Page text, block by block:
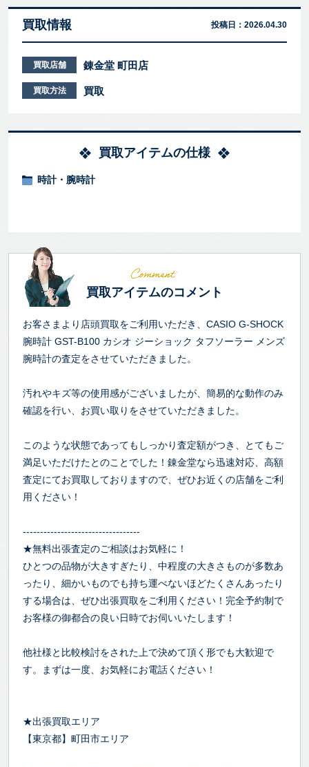
買取情報 投稿日： 2026.04.30
買取店舗 錬金堂 町田店
買取方法 買取
買取アイテムの仕様
時計・腕時計
買取アイテムのコメント
お客さまより店頭買取をご利用いただき、CASIO G-SHOCK
腕時計 GST-B100 カシオ ジーショック タフソーラー メンズ
腕時計の査定をさせていただきました。
汚れやキズ等の使用感がございましたが、簡易的な動作のみ
確認を行い、お買い取りをさせていただきました。
このような状態であってもしっかり査定額がつき、とてもご
満足いただけたとのことでした！錬金堂なら迅速対応、高額
査定にてお買取しておりますので、ぜひお近くの店舗をご利
用ください！
----------------------------------
★無料出張査定のご相談はお気軽に！
ひとつの品物が大きすぎたり、中程度の大きさものが多数あ
ったり、細かいものでも持ち運べないほどたくさんあったり
する場合は、ぜひ出張買取をご利用ください！完全予約制で
お客様の御都合の良い日時でお伺いいたします！
他社様と比較検討をされた上で決めて頂く形でも大歓迎で
す。まずは一度、お気軽にお電話ください！
★出張買取エリア
【東京都】町田市エリア